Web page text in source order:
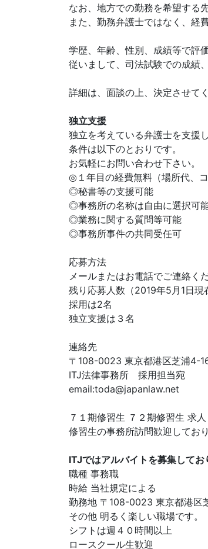
なお、地方での勤務を希望する
また、勤務弁護士ではなく、経
学歴、年齢、性別、成績等で評
従いまして、司法試験での成績
詳細は、面談の上、決定させてく
独立支援
独立を考えている弁護士を支援し
条件は以下のとおりです。
お気軽にお問い合わせ下さい。
◎１年目の経費無料（場所代、
◎秘書等の支援可能
◎事務所の名称は自由に選択可
◎業務に関する質問等可能
◎事務所事件の共同受任可
応募方法
メールまたはお電話でご連絡くだ
残り応募人数（2019年5月1日現
採用は2名
独立支援は３名
連絡先
〒108-0023 東京都港区芝浦4-
ITJ法律事務所 採用担当宛
email:toda@japanlaw.net
７１期修習生 ７２期修習生 求人
修習生の事務所訪問歓迎しており
ITJではアルバイトを募集してお
職種 事務職
時給 当社規定による
勤務地 〒108-0023 東京都港区
その他 明るく楽しい職場です。
シフトは週４０時間以上
ロースクール生歓迎